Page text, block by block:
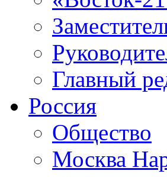
Главный
Россия
Общество
Москва